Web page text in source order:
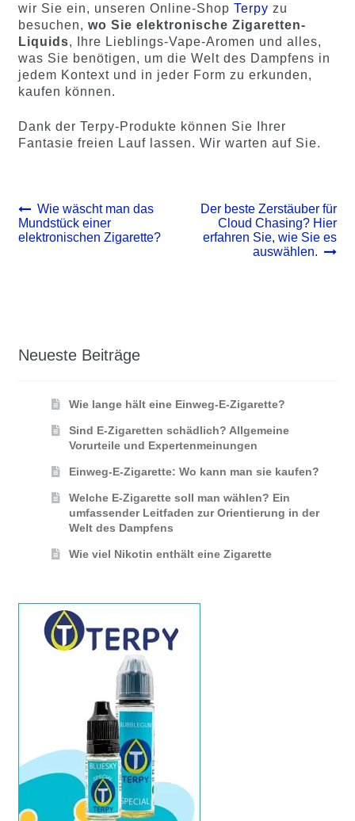
wir Sie ein, unseren Online-Shop Terpy zu
besuchen, wo Sie elektronische Zigaretten-
Liquids, Ihre Lieblings-Vape-Aromen und alles,
was Sie benötigen, um die Welt des Dampfens in
jedem Kontext und in jeder Form zu erkunden,
kaufen können.
Dank der Terpy-Produkte können Sie Ihrer
Fantasie freien Lauf lassen. Wir warten auf Sie.
Beitrags-
Navigation
Vorheriger
Beitrag:
Wie wäscht man das
Mundstück einer
elektronischen Zigarette?
Nächster
Beitrag:
Der beste Zerstäuber für
Cloud Chasing? Hier
erfahren Sie, wie Sie es
auswählen.
Neueste Beiträge
Wie lange hält eine Einweg-E-Zigarette?
Sind E-Zigaretten schädlich? Allgemeine
Vorurteile und Expertenmeinungen
Einweg-E-Zigarette: Wo kann man sie kaufen?
Welche E-Zigarette soll man wählen? Ein
umfassender Leitfaden zur Orientierung in der
Welt des Dampfens
Wie viel Nikotin enthält eine Zigarette